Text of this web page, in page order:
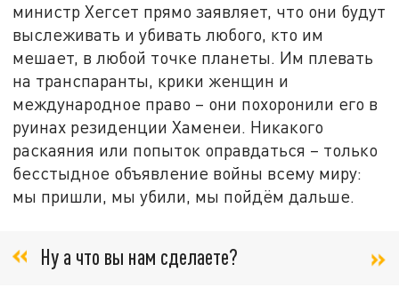
министр Хегсет прямо заявляет, что они будут
выслеживать и убивать любого, кто им
мешает, в любой точке планеты. Им плевать
на транспаранты, крики женщин и
международное право – они похоронили его в
руинах резиденции Хаменеи. Никакого
раскаяния или попыток оправдаться – только
бесстыдное объявление войны всему миру:
мы пришли, мы убили, мы пойдём дальше.
Ну а что вы нам сделаете?